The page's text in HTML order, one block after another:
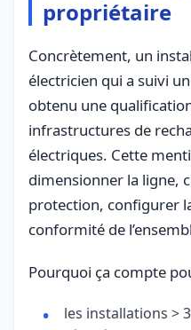
propriétaire
Concrètement, un
électricien qui a suivi
obtenu une
infrastructures de
électriques. Cette
dimensionner la ligne,
protection, configurer
conformité de
Pourquoi ça compte
les installations >